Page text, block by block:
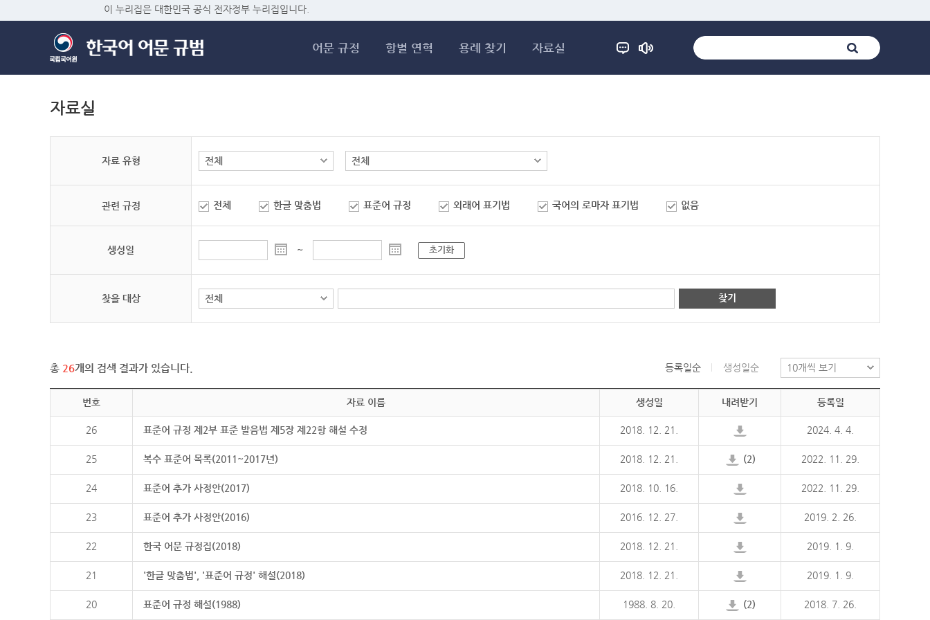
이 누리집은 대한민국 공식 전자정부 누리집입니다.
어문 규정 항별 연혁 용례 찾기 자료실
자료실
자료 유형
관련 규정 전체 한글 맞춤법 표준어 규정 외래어 표기법 국어의 로마자 표기법 없음
생성일 ~ 초기화
찾을 대상 찾기
총 26개의 검색 결과가 있습니다. 등록일순 생성일순
번호 자료 이름 생성일 내려받기 등록일
26 표준어 규정 제2부 표준 발음법 제5장 제22항 해설 수정 2018. 12. 21. 2024. 4. 4.
25 복수 표준어 목록(2011~2017년) 2018. 12. 21. (2) 2022. 11. 29.
24 표준어 추가 사정안(2017) 2018. 10. 16. 2022. 11. 29.
23 표준어 추가 사정안(2016) 2016. 12. 27. 2019. 2. 26.
22 한국 어문 규정집(2018) 2018. 12. 21. 2019. 1. 9.
21 '한글 맞춤법', '표준어 규정' 해설(2018) 2018. 12. 21. 2019. 1. 9.
20 표준어 규정 해설(1988) 1988. 8. 20. (2) 2018. 7. 26.